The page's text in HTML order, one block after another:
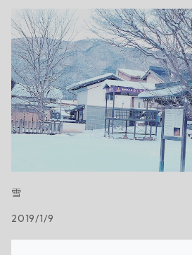
雪
2019/1/9